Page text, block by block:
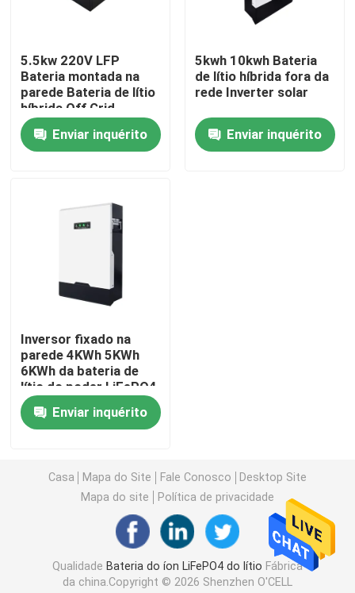
Fale Conosco
notícias
Bateria do íon LiFePO4 do lítio
bloco da bateria de 12v LiFePO4
Bateria da energia da casa
Bateria do carrinho de golfe Lifepo4
Bateria do rv LiFePo4
Pilha do fosfato do lítio
bateria pequena do lipo
5.5kw 220V LFP
Bateria montada na
parede Bateria de lítio
híbrida Off Grid
Inverter
Enviar inquérito
5kwh 10kwh Bateria
de lítio híbrida fora da
rede Inverter solar
Enviar inquérito
Inversor fixado na
parede 4KWh 5KWh
6KWh da bateria de
lítio do poder LiFePO4
Enviar inquérito
Casa Mapa do Site Fale Conosco
Desktop Site
Mapa do site
Política de privacidade
Qualidade Bateria do íon LiFePO4 do lítio Fábrica
da china.Copyright © 2026 Shenzhen O'CELL